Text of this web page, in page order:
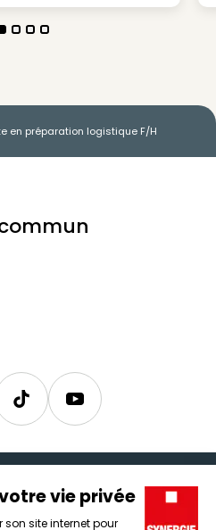
en préparation logistique F/H
TikTok Youtube